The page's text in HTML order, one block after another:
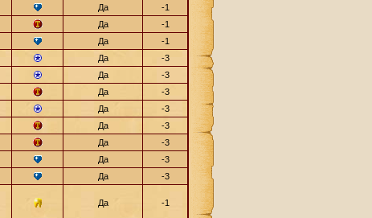
Да
-1
Да
-1
Да
-1
Да
-3
Да
-3
Да
-3
Да
-3
Да
-3
Да
-3
Да
-3
Да
-3
Да -1